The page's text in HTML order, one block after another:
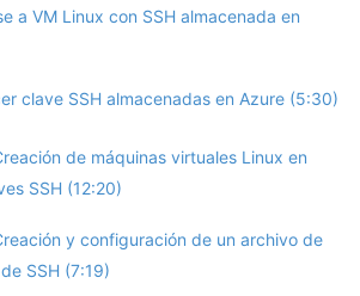
a VM Linux con SSH almacenada en
clave SSH almacenadas en Azure (5:30)
de máquinas virtuales Linux en
SSH (12:20)
y configuración de un archivo de
SSH (7:19)